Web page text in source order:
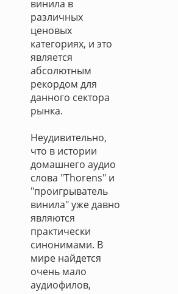
винила в
различных
ценовых
категориях, и это
является
абсолютным
рекордом для
данного сектора
рынка.
Неудивительно,
что в истории
домашнего аудио
слова "Thorens" и
"проигрыватель
винила" уже давно
являются
практически
синонимами. В
мире найдется
очень мало
аудиофилов,